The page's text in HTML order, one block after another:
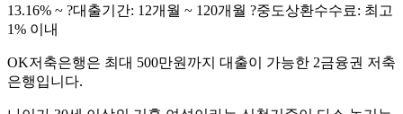
13.16% ~ ?대출기간: 12개월 ~ 120개월 ?중도상환수수료: 최고
1% 이내
OK저축은행은 최대 500만원까지 대출이 가능한 2금융권 저축
은행입니다.